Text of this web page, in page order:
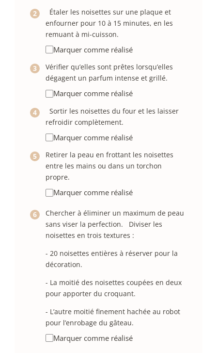
Étaler les noisettes sur une plaque et
enfourner pour 10 à 15 minutes, en les
remuant à mi-cuisson.
Marquer comme réalisé
Vérifier qu’elles sont prêtes lorsqu’elles
dégagent un parfum intense et grillé.
Marquer comme réalisé
Sortir les noisettes du four et les laisser
refroidir complètement.
Marquer comme réalisé
Retirer la peau en frottant les noisettes
entre les mains ou dans un torchon
propre.
Marquer comme réalisé
Chercher à éliminer un maximum de peau
sans viser la perfection. Diviser les
noisettes en trois textures :
- 20 noisettes entières à réserver pour la
décoration.
- La moitié des noisettes coupées en deux
pour apporter du croquant.
- L’autre moitié finement hachée au robot
pour l’enrobage du gâteau.
Marquer comme réalisé